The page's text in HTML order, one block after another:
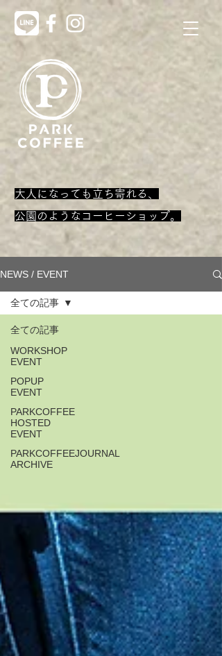
大人になっても立ち寄れる、
​公園のようなコーヒーショップ。
NEWS / EVENT
全ての記事
WORKSHOP
EVENT
POPUP
EVENT
PARKCOFFEE
HOSTED
EVENT
PARKCOFFEEJOURNAL
ARCHIVE
全ての記事